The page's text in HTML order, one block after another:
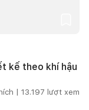
kế theo khí hậu
| 13.197 lượt xem